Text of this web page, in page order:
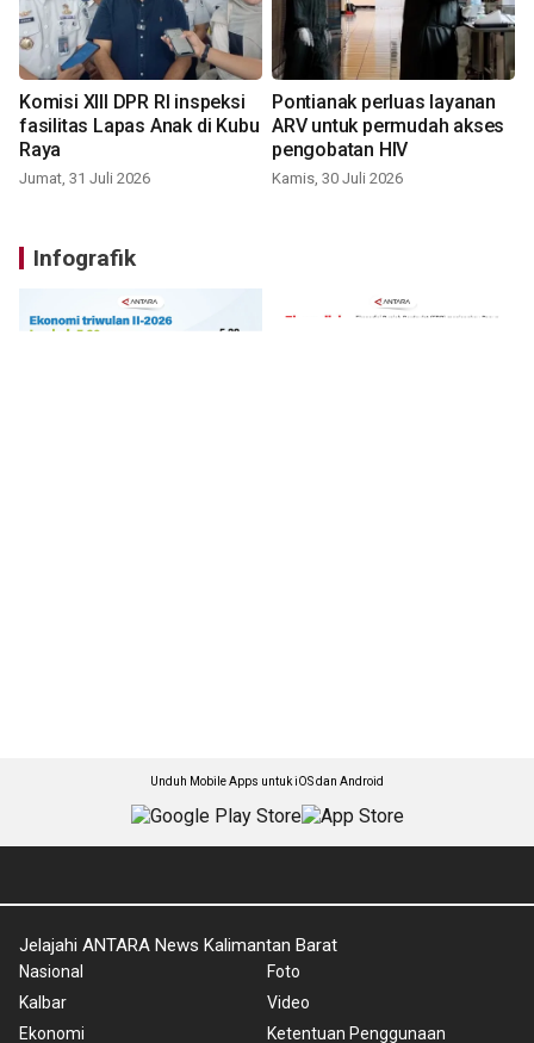
Komisi XIII DPR RI inspeksi
fasilitas Lapas Anak di Kubu
Raya
Jumat, 31 Juli 2026
Pontianak perluas layanan
ARV untuk permudah akses
pengobatan HIV
Kamis, 30 Juli 2026
Infografik
Unduh Mobile Apps untuk iOS dan Android
Jelajahi ANTARA News Kalimantan Barat
Nasional
Kalbar
Ekonomi
Foto
Video
Ketentuan Penggunaan